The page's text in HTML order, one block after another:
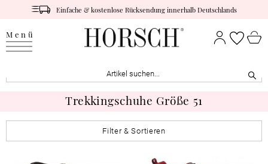
Einfache & kostenlose Rücksendung innerhalb Deutschlands
Menü
Trekkingschuhe Größe 51
Filter & Sortieren